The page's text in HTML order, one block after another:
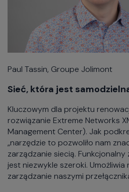
Paul Tassin, Groupe Jolimont
Sieć, która jest
Kluczowym dla projektu
rozwiązanie Extreme Networks
Management Center). Jak
„narzędzie to pozwoliło nam
zarządzanie siecią.
jest niezwykle szeroki. Umożliwia
zarządzanie naszymi